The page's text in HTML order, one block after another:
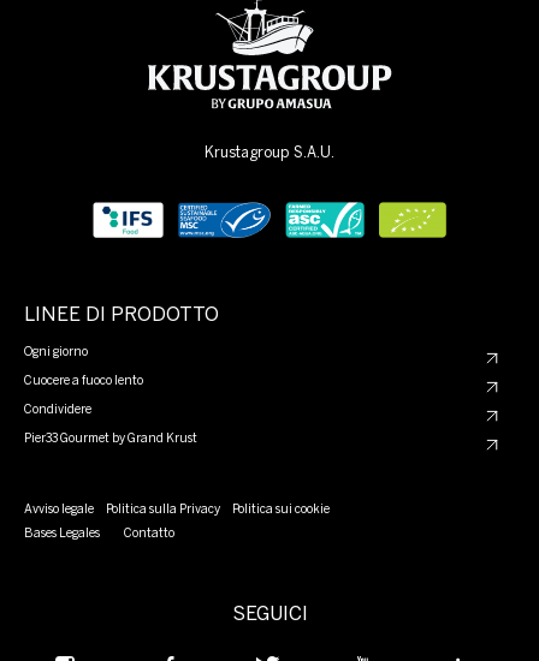
Krustagroup S.A.U.
LINEE DI PRODOTTO
Ogni giorno
Cuocere a fuoco lento
Condividere
Pier33 Gourmet by Grand Krust
Avviso legale Politica sulla Privacy Politica sui cookie
Bases Legales Contatto
SEGUICI